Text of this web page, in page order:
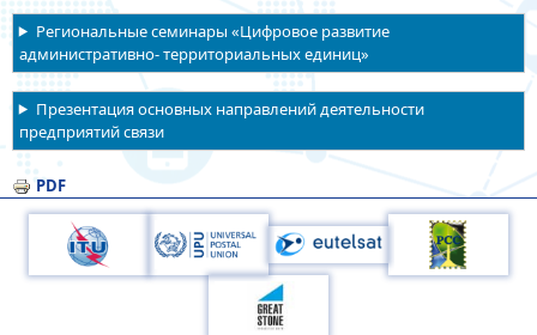
Региональные семинары «Цифровое развитие
административно- территориальных единиц»
Презентация основных направлений деятельности
предприятий связи
PDF